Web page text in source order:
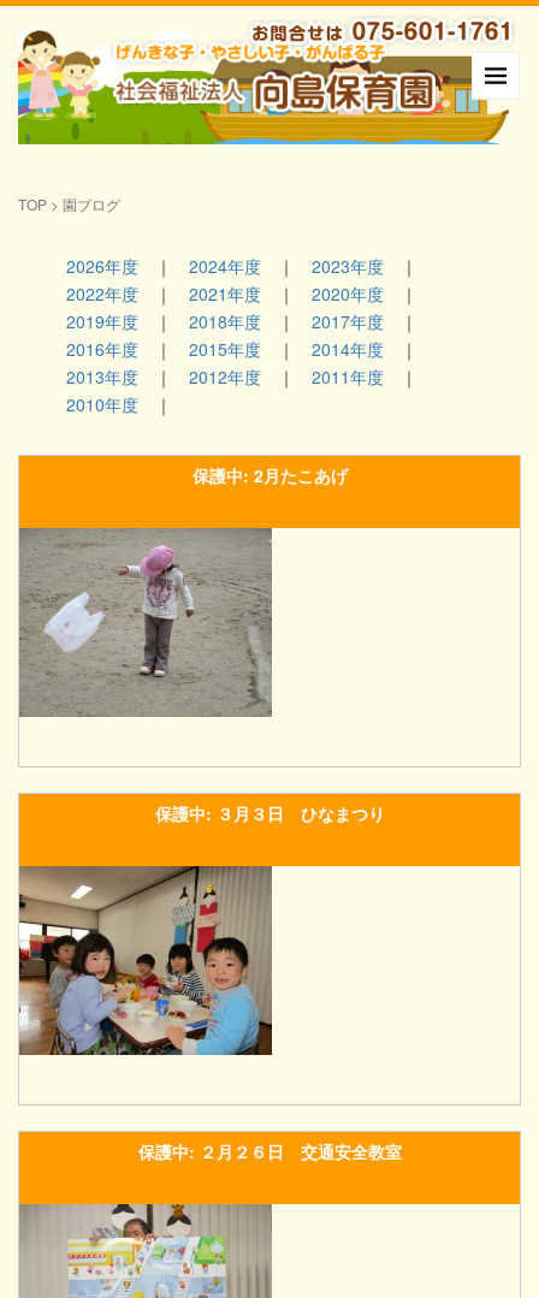
TOP > 園ブログ
2026年度 2024年度
2023年度
2022年度
2021年度
2020年度
2019年度
2018年度
2017年度
2016年度
2015年度
2014年度
2013年度
2012年度
2011年度
2010年度
保護中: 2月たこあげ
保護中: ３月３日 ひなまつり
保護中: ２月２６日 交通安全教室